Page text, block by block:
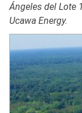
Ángeles del Lote
Ucawa Energy.